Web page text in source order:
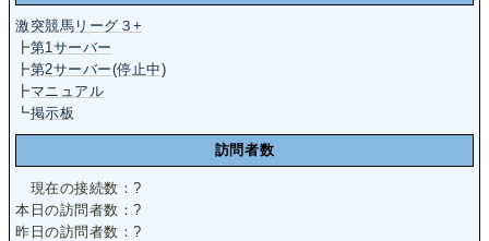
激突競馬リーグ３+
┣第1サーバー
┣第2サーバー(停止中)
┣マニュアル
┗掲示板
訪問者数
現在の接続数：?
本日の訪問者数：?
昨日の訪問者数：?